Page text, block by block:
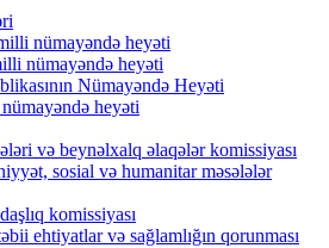
nümayəndə heyəti
nümayəndə heyəti
Nümayəndə Heyəti
heyəti
və beynəlxalq əlaqələr komissiyası
sosial və humanitar məsələlər
komissiyası
ehtiyatlar və sağlamlığın qorunması